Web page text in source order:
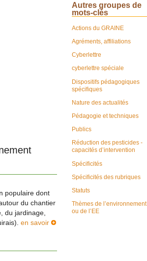
populaire dont
du chantier
du jardinage,
en savoir
Autres groupes de
mots-clés
Actions du GRAINE
Agréments, affiliations
Cyberlettre
cyberlettre spéciale
Dispositifs pédagogiques
spécifiques
Nature des actualités
Pédagogie et techniques
Publics
Réduction des pesticides -
capacités d’intervention
Spécificités
Spécificités des rubriques
Statuts
Thèmes de l’environnement
ou de l’EE